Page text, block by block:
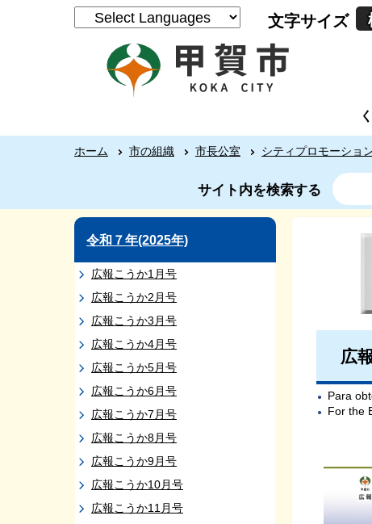
文字サイズ
ホーム 市の組織 市長公室 シティプロモーショ
サイト内を検索する
令和７年(2025年)
広報こうか1月号
広報こうか2月号
広報こうか3月号
広報こうか4月号
広報こうか5月号
広報こうか6月号
広報こうか7月号
広報こうか8月号
広報こうか9月号
広報こうか10月号
広報こうか11月号
広
Para
For